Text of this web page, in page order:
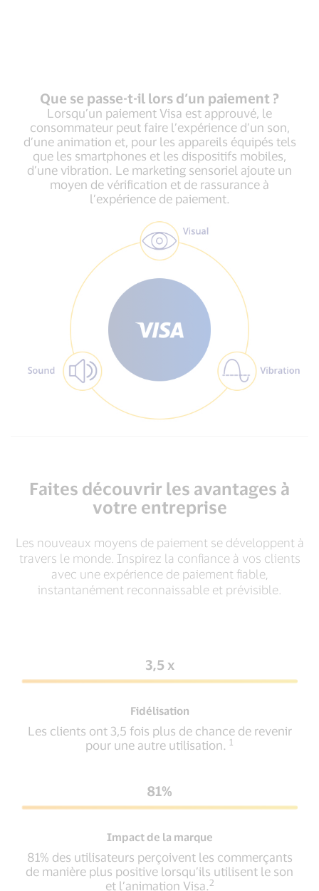
Que se passe-t-il lors d’un paiement ?
Lorsqu’un paiement Visa est approuvé, le
consommateur peut faire l’expérience d’un son,
d’une animation et, pour les appareils équipés tels
que les smartphones et les dispositifs mobiles,
d’une vibration. Le marketing sensoriel ajoute un
moyen de vérification et de rassurance à
l’expérience de paiement.
Faites découvrir les avantages à
votre entreprise
Les nouveaux moyens de paiement se développent à
travers le monde. Inspirez la confiance à vos clients
avec une expérience de paiement fiable,
instantanément reconnaissable et prévisible.
3,5 x
Fidélisation
Les clients ont 3,5 fois plus de chance de revenir
pour une autre utilisation. 1
81%
Impact de la marque
81% des utilisateurs perçoivent les commerçants
de manière plus positive lorsqu’ils utilisent le son
et l’animation Visa. 2